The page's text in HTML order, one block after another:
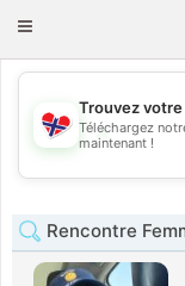
Toggle
💖
Trouvez
Téléchargez
maintenant !
Rencontre